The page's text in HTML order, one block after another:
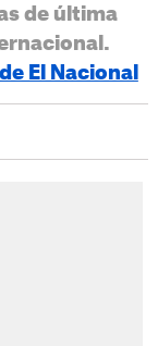
de última
El Nacional